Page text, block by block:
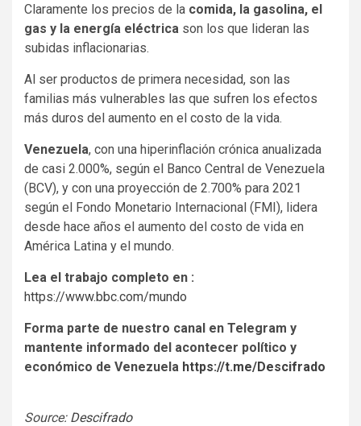
Claramente los precios de la comida, la gasolina, el
gas y la energía eléctrica son los que lideran las
subidas inflacionarias.
Al ser productos de primera necesidad, son las
familias más vulnerables las que sufren los efectos
más duros del aumento en el costo de la vida.
Venezuela, con una hiperinflación crónica anualizada
de casi 2.000%, según el Banco Central de Venezuela
(BCV), y con una proyección de 2.700% para 2021
según el Fondo Monetario Internacional (FMI), lidera
desde hace años el aumento del costo de vida en
América Latina y el mundo.
Lea el trabajo completo en :
https://www.bbc.com/mundo
Forma parte de nuestro canal en Telegram y
mantente informado del acontecer político y
económico de Venezuela https://t.me/Descifrado
Source: Descifrado